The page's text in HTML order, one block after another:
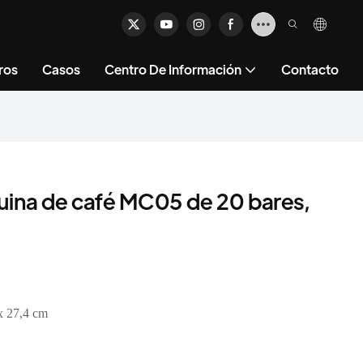
Casos Centro De Información Contacto
de café MC05 de 20 bares,
27,4 cm